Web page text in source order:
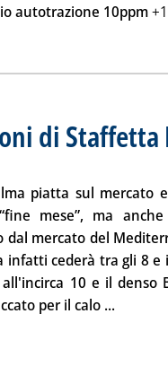
autotrazione 10ppm
petrolifero
di Staffetta
piatta sul mercato
mese”, ma
dal mercato del
infatti cederà tra gli 8
all'incirca 10 e il denso
per il calo ...Leggi